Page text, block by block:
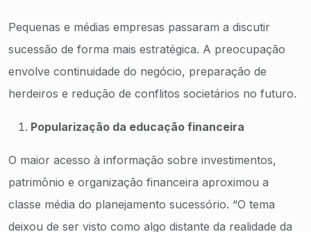
Pequenas e médias empresas passaram a discutir
sucessão de forma mais estratégica. A preocupação
envolve continuidade do negócio, preparação de
herdeiros e redução de conflitos societários no futuro.
Popularização da educação financeira
O maior acesso à informação sobre investimentos,
patrimônio e organização financeira aproximou a
classe média do planejamento sucessório. “O tema
deixou de ser visto como algo distante da realidade da